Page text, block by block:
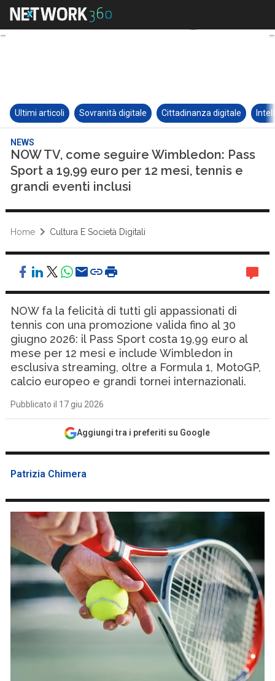
Ultimi articoli Sovranità digitale Cittadinanza digitale
NEWS
NOW TV, come seguire Wimbledon: Pass
Sport a 19,99 euro per 12 mesi, tennis e
grandi eventi inclusi
Home Cultura E Società Digitali
NOW fa la felicità di tutti gli appassionati di
tennis con una promozione valida fino al 30
giugno 2026: il Pass Sport costa 19,99 euro al
mese per 12 mesi e include Wimbledon in
esclusiva streaming, oltre a Formula 1, MotoGP,
calcio europeo e grandi tornei internazionali.
Pubblicato il 17 giu 2026
Aggiungi tra i preferiti su Google
Patrizia Chimera